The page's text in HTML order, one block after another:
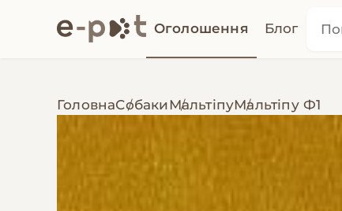
Оголошення Блог
ГоловнаСобакиМальтіпуМальтіпу Ф1